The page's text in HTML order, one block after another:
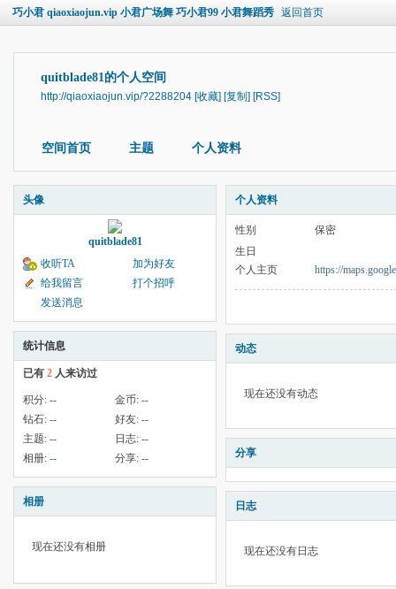
巧小君 qiaoxiaojun.vip 小君广场舞 巧小君99 小君舞蹈秀 返回首页
quitblade81的个人空间
http://qiaoxiaojun.vip/?2288204 [收藏] [复制] [RSS]
空间首页 主题 个人资料
头像
quitblade81
收听TA
加为好友
给我留言
打个招呼
发送消息
统计信息
已有 2 人来访过
积分: -- 金币: --
钻石: -- 好友: --
主题: -- 日志: --
相册: -- 分享: --
相册
现在还没有相册
个人资料
性别
保密
生日
个人主页
https://
动态
现在还没有动态
分享
日志
现在还没有日志